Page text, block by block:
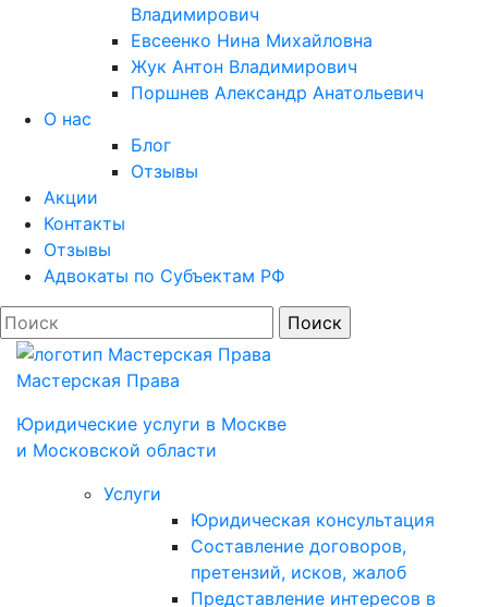
Владимирович
Евсеенко Нина Михайловна
Жук Антон Владимирович
Поршнев Александр Анатольевич
О нас
Блог
Отзывы
Акции
Контакты
Отзывы
Адвокаты по Субъектам РФ
Мастерская Права
Юридические услуги в Моcкве
и Московской области
Услуги
Юридическая консультация
Составление договоров,
претензий, исков, жалоб
Представление интересов в